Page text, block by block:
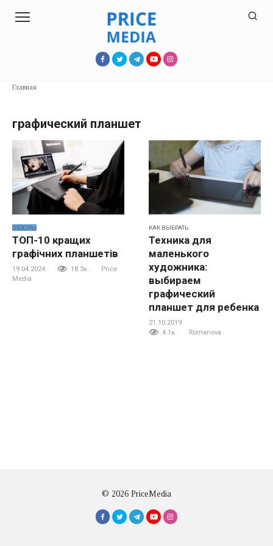
Главная
графический планшет
ОБЗОРЫ
ТОП-10 кращих
графічних планшетів
19.04.2024 18.3к.
Price
Media
КАК ВЫБРАТЬ
Техника для
маленького
художника:
выбираем
графический
планшет для ребенка
21.10.2019
4.1к.
Romanova
© 2026 PriceMedia